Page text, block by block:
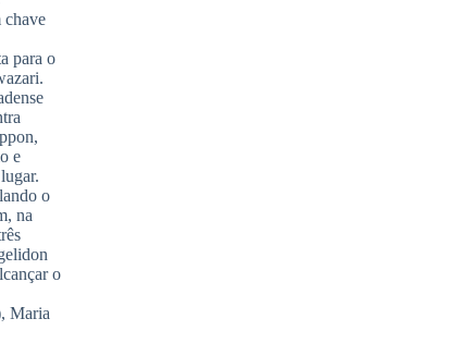
chave
para o
e
o
na
o
Maria